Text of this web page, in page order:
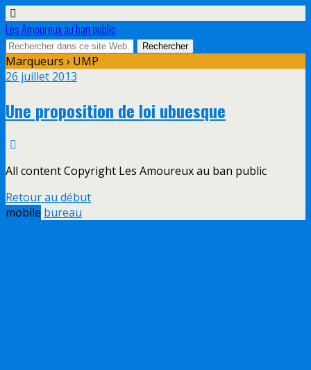
Les Amoureux au ban public
Marqueurs › UMP
26 juillet 2013
Une proposition de loi ubuesque
All content Copyright Les Amoureux au ban public
Retour au début
mobile bureau